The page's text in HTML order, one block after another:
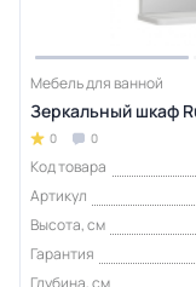
Мебель для ванной
Зеркальный шкаф
0 0
Код товара
Артикул
Высота, см
Гарантия
Глубина, см